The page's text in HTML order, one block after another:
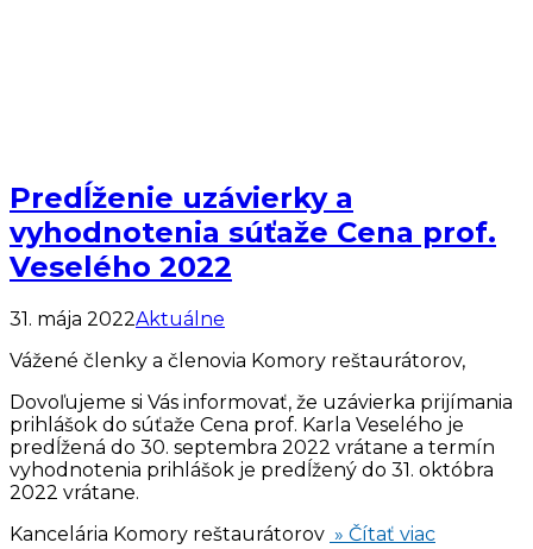
Predĺženie uzávierky a
vyhodnotenia súťaže Cena prof.
Veselého 2022
31. mája 2022Aktuálne
Vážené členky a členovia Komory reštaurátorov,
Dovoľujeme si Vás informovať, že uzávierka prijímania
prihlášok do súťaže Cena prof. Karla Veselého je
predĺžená do 30. septembra 2022 vrátane a termín
vyhodnotenia prihlášok je predĺžený do 31. októbra
2022 vrátane.
Kancelária Komory reštaurátorov » Čítať viac